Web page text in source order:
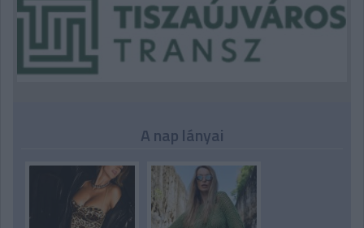
A nap lányai